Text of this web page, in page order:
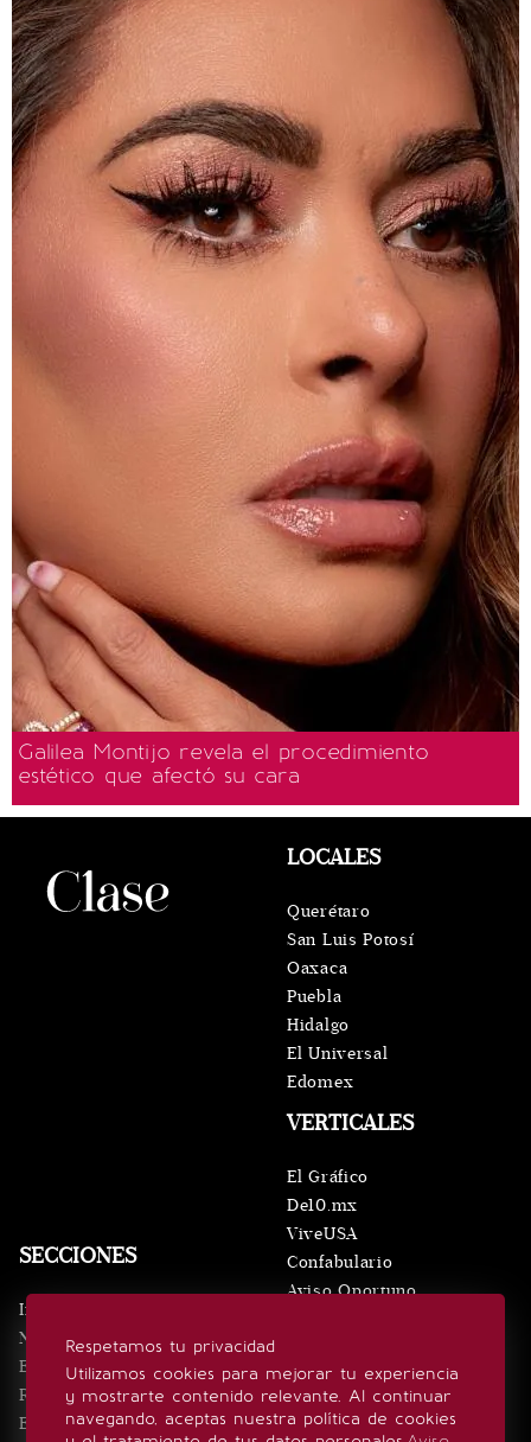
Galilea Montijo revela el procedimiento
estético que afectó su cara
Respetamos tu privacidad
Utilizamos cookies para mejorar tu experiencia
y mostrarte contenido relevante. Al continuar
navegando, aceptas nuestra política de cookies
SECCIONES
Inicio
Noticias
Eventos
Realeza
Estilo de vida
VERTICALES
El Gráfico
De10.mx
ViveUSA
Confabulario
Aviso Oportuno
LOCALES
Querétaro
San Luis Potosí
Oaxaca
Puebla
Hidalgo
El Universal
Edomex
SÍGUENOS